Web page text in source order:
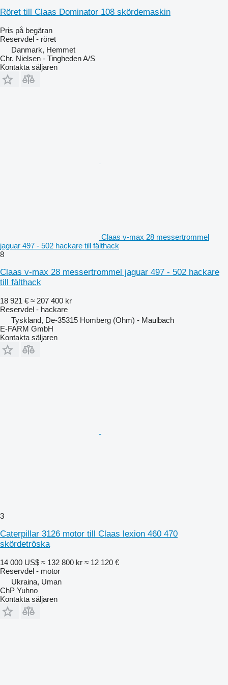
Röret till Claas Dominator 108 skördemaskin
Pris på begäran
Reservdel - röret
Danmark, Hemmet
Chr. Nielsen - Tingheden A/S
Kontakta säljaren
Claas v-max 28 messertrommel
jaguar 497 - 502 hackare till fälthack
8
Claas v-max 28 messertrommel jaguar 497 - 502 hackare
till fälthack
18 921 € ≈ 207 400 kr
Reservdel - hackare
Tyskland, De-35315 Homberg (Ohm) - Maulbach
E-FARM GmbH
Kontakta säljaren
3
Caterpillar 3126 motor till Claas lexion 460 470
skördetröska
14 000 US$ ≈ 132 800 kr ≈ 12 120 €
Reservdel - motor
Ukraina, Uman
ChP Yuhno
Kontakta säljaren